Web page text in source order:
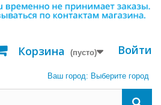
Войти
Корзина (пусто)
Ваш город: Выберите город